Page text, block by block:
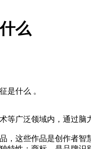
么
是什么 。
广泛领域内，通过脑
，这些作品是创作者